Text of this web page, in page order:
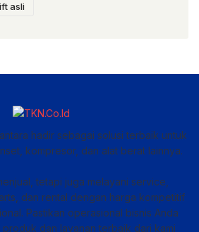
asli
hadir sebagai solusi terbaik untuk
kompresor, dan alat berat lainnya.
tetapi juga melayani service,
dan rental dengan harga kompetitif
Pastikan operasional bisnis Anda
dan layanan terbaik dari kami